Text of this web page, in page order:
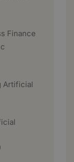
Finance
Artificial